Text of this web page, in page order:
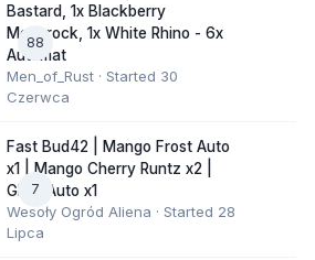
88
Bastard, 1x Blackberry
Moonrock, 1x White Rhino - 6x
Automat
Men_of_Rust · Started 30
Czerwca
7
Fast Bud42 | Mango Frost Auto
x1 | Mango Cherry Runtz x2 |
GMO Auto x1
Wesoły Ogród Aliena · Started 28
Lipca